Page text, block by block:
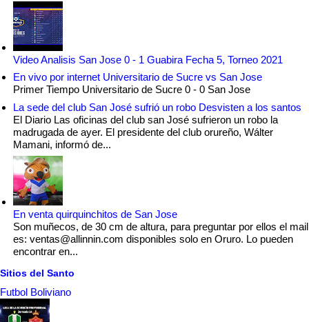
Video Analisis San Jose 0 - 1 Guabira Fecha 5, Torneo 2021
En vivo por internet Universitario de Sucre vs San Jose
Primer Tiempo Universitario de Sucre 0 - 0 San Jose
La sede del club San José sufrió un robo Desvisten a los santos
El Diario Las oficinas del club san José sufrieron un robo la
madrugada de ayer. El presidente del club orureño, Wálter
Mamani, informó de...
En venta quirquinchitos de San Jose
Son muñecos, de 30 cm de altura, para preguntar por ellos el mail
es: ventas@allinnin.com disponibles solo en Oruro. Lo pueden
encontrar en...
Sitios del Santo
Futbol Boliviano